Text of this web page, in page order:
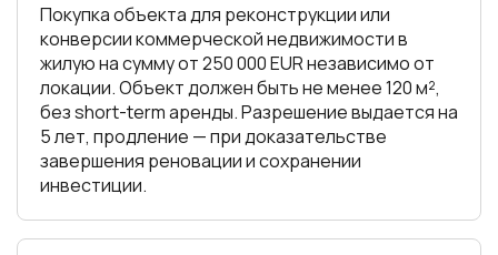
Покупка объекта для реконструкции или
конверсии коммерческой недвижимости в
жилую на сумму от 250 000 EUR независимо от
локации. Объект должен быть не менее 120 м²,
без short-term аренды. Разрешение выдается на
5 лет, продление — при доказательстве
завершения реновации и сохранении
инвестиции.